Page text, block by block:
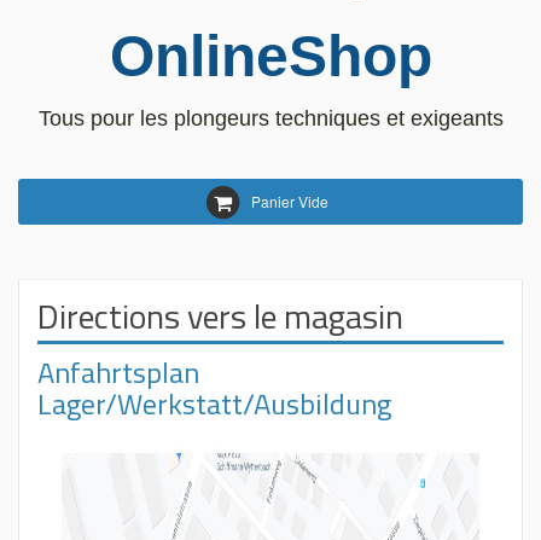
OnlineShop
Tous pour les plongeurs techniques et exigeants
Panier Vide
Directions vers le magasin
Anfahrtsplan
Lager/Werkstatt/Ausbildung